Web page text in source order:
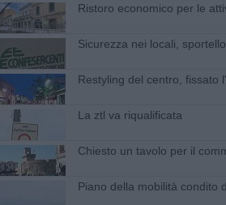
Ristoro economico per le
Sicurezza nei locali,
Restyling del centro, fissato
La ztl va riqualificata
Chiesto un tavolo per il
Piano della mobilità condito